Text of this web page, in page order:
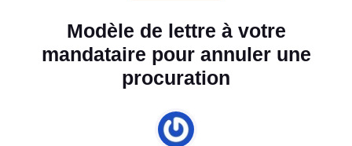
Modèle de lettre à votre
mandataire pour annuler une
procuration